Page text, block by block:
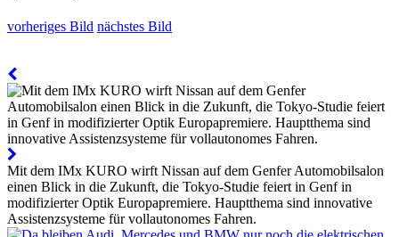
vorheriges Bild nächstes Bild
Mit dem IMx KURO wirft Nissan auf dem Genfer Automobilsalon
einen Blick in die Zukunft, die Tokyo-Studie feiert in Genf in
modifizierter Optik Europapremiere. Hauptthema sind innovative
Assistenzsysteme für vollautonomes Fahren.